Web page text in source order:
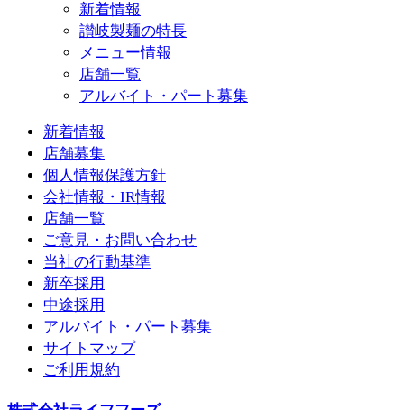
新着情報
讃岐製麺の特長
メニュー情報
店舗一覧
アルバイト・パート募集
新着情報
店舗募集
個人情報保護方針
会社情報・IR情報
店舗一覧
ご意見・お問い合わせ
当社の行動基準
新卒採用
中途採用
アルバイト・パート募集
サイトマップ
ご利用規約